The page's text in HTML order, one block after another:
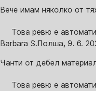
Вече имам няколко от
Това ревю е
Barbara S.Полша, 9. 6.
Чанти от дебел
Това ревю е